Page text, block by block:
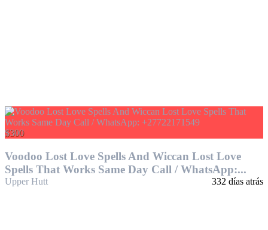
$300
Voodoo Lost Love Spells And Wiccan Lost Love
Spells That Works Same Day Call / WhatsApp:...
Upper Hutt 332 días atrás